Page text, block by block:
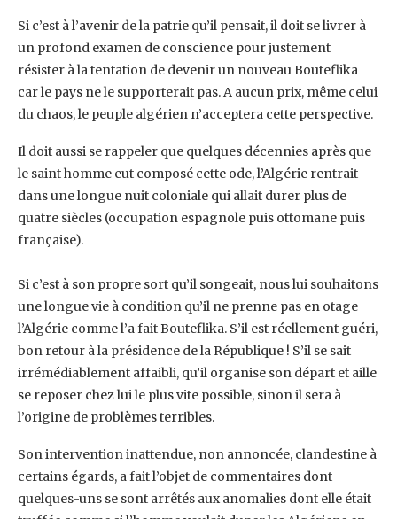
Si c’est à l’avenir de la patrie qu’il pensait, il doit se livrer à
un profond examen de conscience pour ‎justement
résister à la tentation de devenir un nouveau Bouteflika
car le pays ne le supporterait ‎pas. A aucun prix, même celui
du chaos, le peuple algérien n’acceptera cette perspective.
Il doit ‎aussi se rappeler que quelques décennies après que
le saint homme eut composé cette ode, ‎l’Algérie rentrait
dans une longue nuit coloniale qui allait durer plus de
quatre siècles (occupation ‎espagnole puis ottomane puis
française).
Si c’est à son propre sort qu’il songeait, nous lui souhaitons
une longue vie à condition qu’il ne ‎prenne pas en otage
l’Algérie comme l’a fait Bouteflika. S’il est réellement guéri,
bon retour à la ‎présidence de la République ! S’il se sait
irrémédiablement affaibli, qu’il organise son départ et aille
‎se reposer chez lui le plus vite possible, sinon il sera à
l’origine de problèmes terribles.‎
Son intervention inattendue, non annoncée, clandestine à
certains égards, a fait l’objet de ‎commentaires dont
quelques-uns se sont arrêtés aux anomalies dont elle était